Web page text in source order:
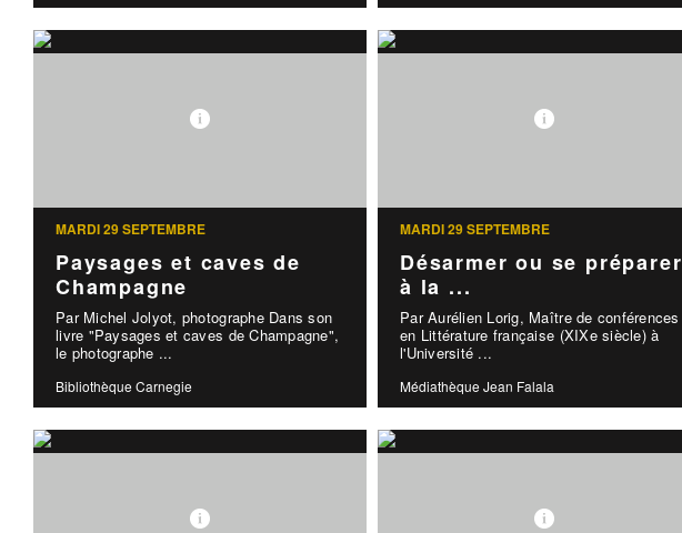
MARDI 29 SEPTEMBRE
Paysages et caves de
Champagne
Par Michel Jolyot, photographe Dans son
livre "Paysages et caves de Champagne",
le photographe ...
Bibliothèque Carnegie
MARDI 29 SEPTEMBRE
Désarmer ou se préparer
à la ...
Par Aurélien Lorig, Maître de conférences
en Littérature française (XIXe siècle) à
l'Université ...
Médiathèque Jean Falala